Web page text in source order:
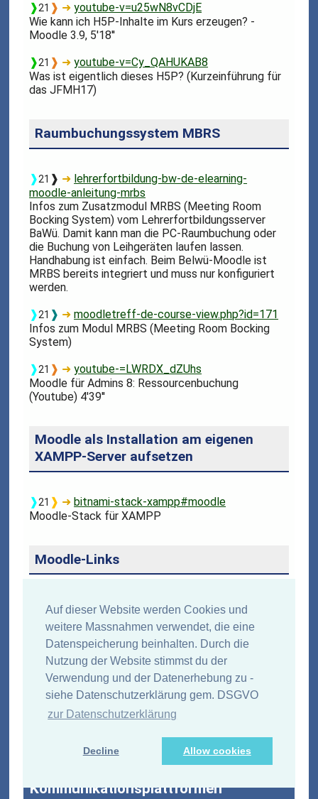
Auf dieser Website werden Cookies und
weitere Massnahmen verwendet, die eine
Datenspeicherung beinhalten. Durch die
Nutzung der Website stimmst du der
Verwendung und der Datenerhebung zu -
siehe Datenschutzerklärung gem. DSGVO
zur Datenschutzerklärung
Decline Allow cookies
❱21 ❱ ➜youtube-v=u25wN8vCDjE
Wie kann ich H5P-Inhalte im Kurs erzeugen? -
Moodle 3.9, 5'18''
❱21 ❱ ➜youtube-v=Cy_QAHUKAB8
Was ist eigentlich dieses H5P? (Kurzeinführung für
das JFMH17)
Raumbuchungssystem MBRS
❱21 ❱ ➜ lehrerfortbildung-bw-de-elearning-
moodle-anleitung-mrbs
Infos zum Zusatzmodul MRBS (Meeting Room
Bocking System) vom Lehrerfortbildungsserver
BaWü. Damit kann man die PC-Raumbuchung oder
die Buchung von Leihgeräten laufen lassen.
Handhabung ist einfach. Beim Belwü-Moodle ist
MRBS bereits integriert und muss nur konfiguriert
werden.
❱21 ❱ ➜moodletreff-de-course-view.php?id=171
Infos zum Modul MRBS (Meeting Room Bocking
System)
❱21 ❱ ➜youtube-=LWRDX_dZUhs
Moodle für Admins 8: Ressourcenbuchung
(Youtube) 4'39''
Moodle als Installation am eigenen
XAMPP-Server aufsetzen
❱21 ❱ ➜bitnami-stack-xampp#moodle
Moodle-Stack für XAMPP
Moodle-Links
21❱➜open-edu-openlearn
21❱➜elearning-politik
Ein E-Learning-Projekt der Landeszentrale für
politische Bildung Ba-Wü auf Moodle-Basis
21❱➜ moodle-org-sites
Registered moodle sites - mehr als 2000 Seiten in
Kommunikationsplattformen